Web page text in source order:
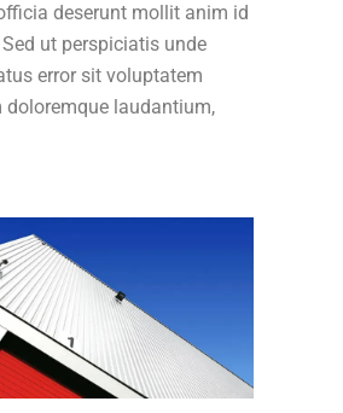
deserunt mollit anim id
ut perspiciatis unde
error sit voluptatem
doloremque laudantium,